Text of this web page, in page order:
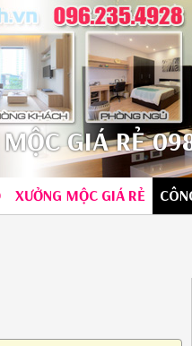
GIÁ RẺ
XƯỞNG MỘC GIÁ RẺ